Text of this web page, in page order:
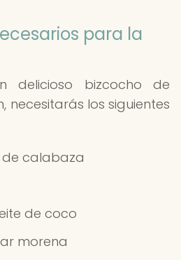
para la
delicioso bizcocho de
necesitarás los siguientes
de calabaza
de coco
morena